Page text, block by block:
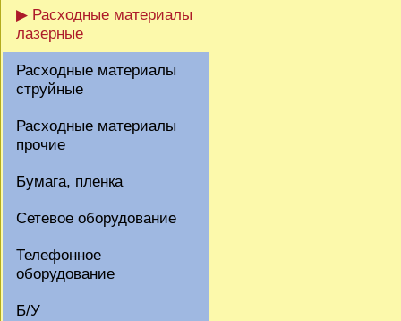
▶ Расходные материалы
лазерные
Расходные материалы
струйные
Расходные материалы
прочие
Бумага, пленка
Сетевое оборудование
Телефонное
оборудование
Б/У